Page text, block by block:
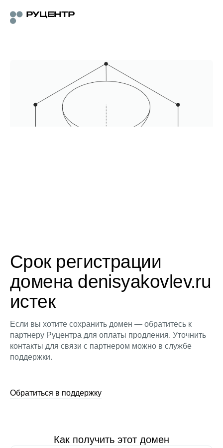
Срок регистрации
домена denisyakovlev.ru
истек
Если вы хотите сохранить домен — обратитесь к
партнеру Руцентра для оплаты продления. Уточнить
контакты для связи с партнером можно в службе
поддержки.
Обратиться в поддержку
Как получить этот домен